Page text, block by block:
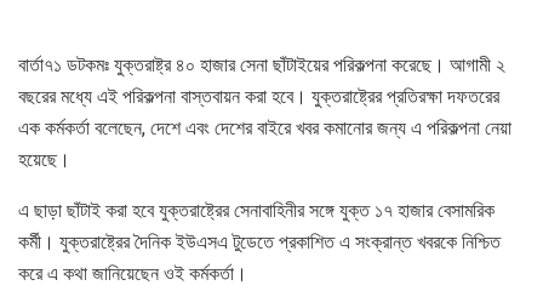
বার্তা৭১ ডটকমঃ যুক্তরাষ্ট্র ৪০ হাজার সেনা ছাঁটাইয়ের পরিকল্পনা করেছে। আগামী ২
বছরের মধ্যে এই পরিকল্পনা বাস্তবায়ন করা হবে। যুক্তরাষ্ট্রের প্রতিরক্ষা দফতরের
এক কর্মকর্তা বলেছেন, দেশে এবং দেশের বাইরে খবর কমানোর জন্য এ পরিকল্পনা নেয়া
হয়েছে।
এ ছাড়া ছাঁটাই করা হবে যুক্তরাষ্ট্রের সেনাবাহিনীর সঙ্গে যুক্ত ১৭ হাজার বেসামরিক
কর্মী। যুক্তরাষ্ট্রের দৈনিক ইউএসএ টুডেতে প্রকাশিত এ সংক্রান্ত খবরকে নিশ্চিত
করে এ কথা জানিয়েছেন ওই কর্মকর্তা।